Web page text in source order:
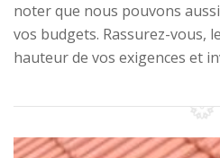
noter que nous pouvons
vos budgets. Rassurez-vous,
hauteur de vos exigences et